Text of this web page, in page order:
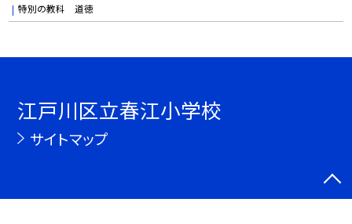
特別の教科 道徳
江戸川区立春江小学校
サイトマップ